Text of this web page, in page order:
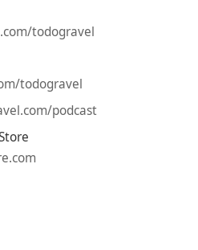
todogravel
todogravel
podcast